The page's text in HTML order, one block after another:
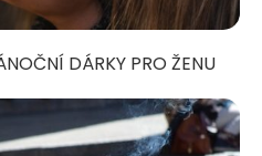
DÁRKY PRO ŽENU